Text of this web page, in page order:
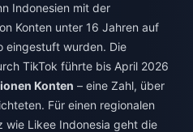
Indonesien mit der
Konten unter 16 Jahren auf
eingestuft wurden. Die
TikTok führte bis April 2026
Konten – eine Zahl, über
Für einen regionalen
wie Likee Indonesia geht die